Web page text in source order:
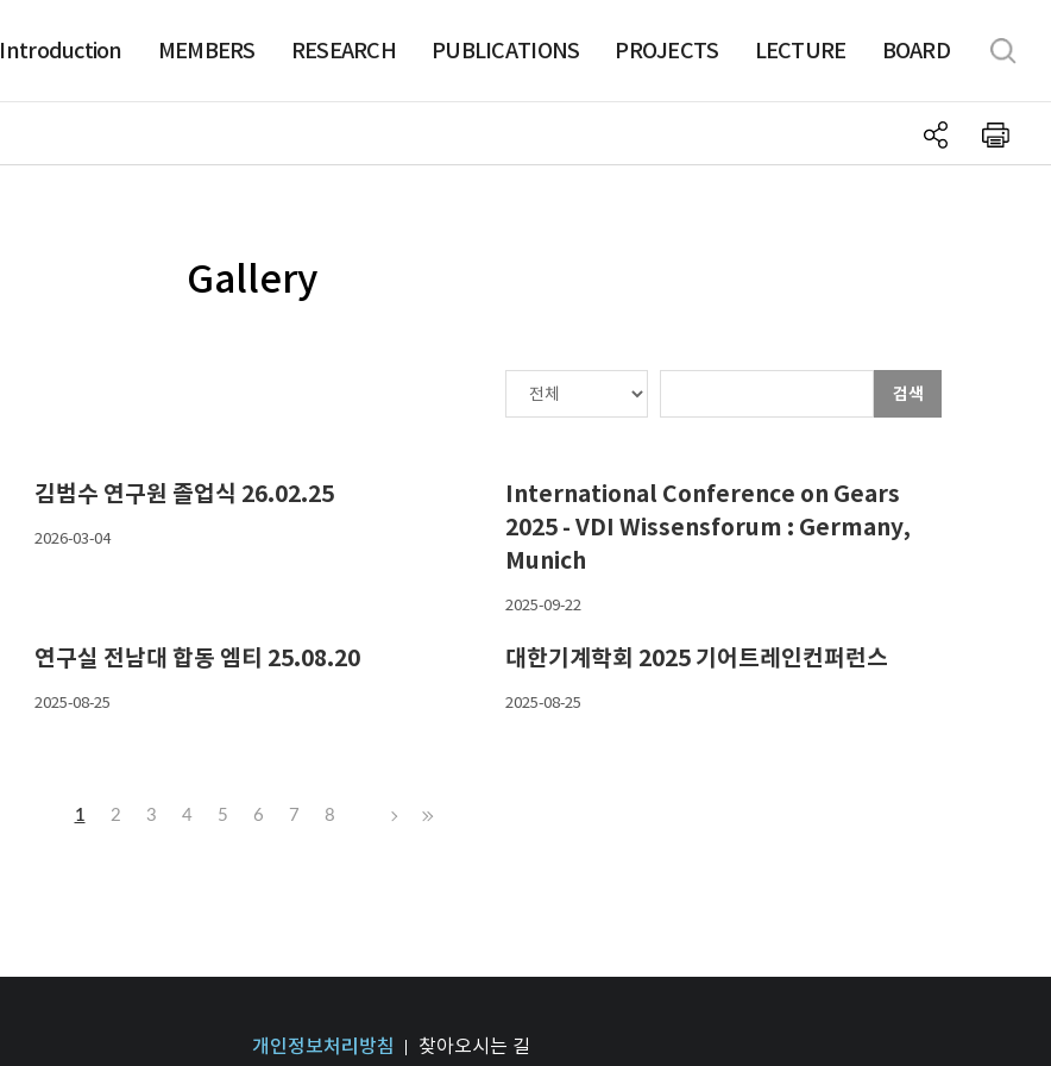
Introduction MEMBERS RESEARCH PUBLICATIONS PROJECTS LECTURE BOARD
Gallery
검색
김범수 연구원 졸업식 26.02.25
2026-03-04
International Conference on Gears
2025 - VDI Wissensforum : Germany,
Munich
2025-09-22
연구실 전남대 합동 엠티 25.08.20
2025-08-25
대한기계학회 2025 기어트레인컨퍼런스
2025-08-25
1 2 3 4 5 6 7 8
개인정보처리방침 찾아오시는 길